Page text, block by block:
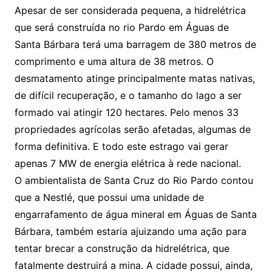
Apesar de ser considerada pequena, a hidrelétrica
que será construída no rio Pardo em Águas de
Santa Bárbara terá uma barragem de 380 metros de
comprimento e uma altura de 38 metros. O
desmatamento atinge principalmente matas nativas,
de difícil recuperação, e o tamanho do lago a ser
formado vai atingir 120 hectares. Pelo menos 33
propriedades agrícolas serão afetadas, algumas de
forma definitiva. E todo este estrago vai gerar
apenas 7 MW de energia elétrica à rede nacional.
O ambientalista de Santa Cruz do Rio Pardo contou
que a Nestlé, que possui uma unidade de
engarrafamento de água mineral em Águas de Santa
Bárbara, também estaria ajuizando uma ação para
tentar brecar a construção da hidrelétrica, que
fatalmente destruirá a mina. A cidade possui, ainda,